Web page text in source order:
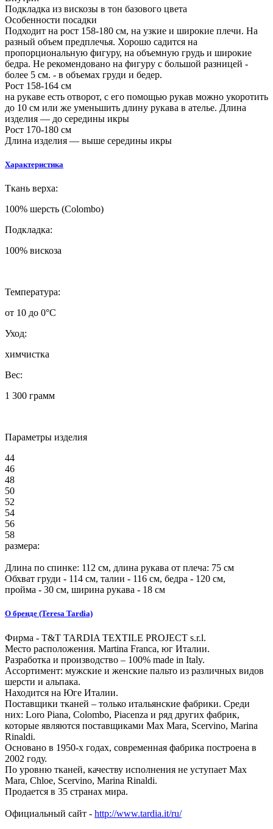
Подкладка из вискозы в тон базового цвета
Особенности посадки
Подходит на рост 158-180 см, на узкие и широкие плечи. На
разный объем предплечья. Хорошо садится на
пропорциональную фигуру, на объемную грудь и широкие
бедра. Не рекомендовано на фигуру с большой разницей -
более 5 см. - в объемах груди и бедер.
Рост 158-164 см
на рукаве есть отворот, с его помощью рукав можно укоротить
до 10 см или же уменьшить длину рукава в ателье. Длина
изделия — до середины икры
Рост 170-180 см
Длина изделия — выше середины икры
Характеристика
Ткань верха:
100% шерсть (Colombo)
Подкладка:
100% вискоза
Температура:
от 10 до 0°C
Уход:
химчистка
Вес:
1 300 грамм
Параметры изделия
44
46
48
50
52
54
56
58
размера:
Длина по спинке: 112 см, длина рукава от плеча: 75 см
Обхват груди - 114 см, талии - 116 см, бедра - 120 см,
пройма - 30 см, ширина рукава - 18 см
О бренде (Teresa Tardia)
Фирма - T&T TARDIA TEXTILE PROJECT s.r.l.
Место расположения. Martina Franca, юг Италии.
Разработка и производство – 100% made in Italy.
Ассортимент: мужские и женские пальто из различных видов
шерсти и альпака.
Находится на Юге Италии.
Поставщики тканей – только итальянские фабрики. Среди
них: Loro Piana, Colombo, Piacenza и ряд других фабрик,
которые являются поставщиками Max Mara, Scervino, Marina
Rinaldi.
Основано в 1950-х годах, современная фабрика построена в
2002 году.
По уровню тканей, качеству исполнения не уступает Max
Mara, Chloe, Scervino, Marina Rinaldi.
Продается в 35 странах мира.
Официальный сайт - http://www.tardia.it/ru/